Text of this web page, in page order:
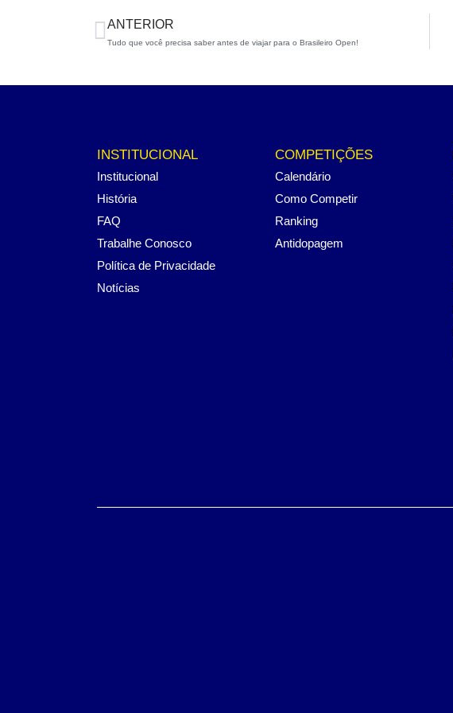
ANTERIOR
Tudo que você precisa saber antes de viajar para o Brasileiro Open!
INSTITUCIONAL
Institucional
História
FAQ
Trabalhe Conosco
Política de Privacidade
Notícias
COMPETIÇÕES
Calendário
Como Competir
Ranking
Antidopagem